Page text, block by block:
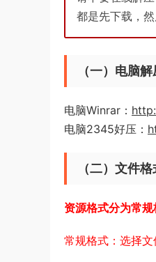
都是先下载，
（一）电脑
电脑Winrar：
电脑2345好压：
（二）文件格
资源格式分为常
常规格式：选择